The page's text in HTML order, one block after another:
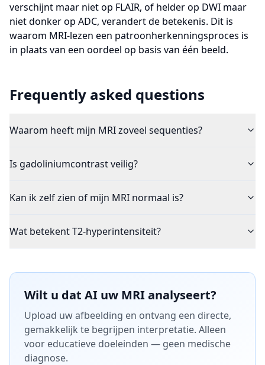
verschijnt maar niet op FLAIR, of helder op DWI maar
niet donker op ADC, verandert de betekenis. Dit is
waarom MRI-lezen een patroonherkenningsproces is
in plaats van een oordeel op basis van één beeld.
Frequently asked questions
Waarom heeft mijn MRI zoveel sequenties?
Is gadoliniumcontrast veilig?
Kan ik zelf zien of mijn MRI normaal is?
Wat betekent T2-hyperintensiteit?
Wilt u dat AI uw MRI analyseert?
Upload uw afbeelding en ontvang een directe,
gemakkelijk te begrijpen interpretatie. Alleen
voor educatieve doeleinden — geen medische
diagnose.